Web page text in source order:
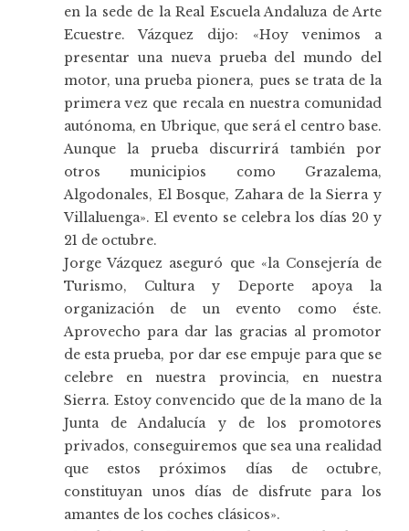
en la sede de la Real Escuela Andaluza de Arte
Ecuestre. Vázquez dijo: «Hoy venimos a
presentar una nueva prueba del mundo del
motor, una prueba pionera, pues se trata de la
primera vez que recala en nuestra comunidad
autónoma, en Ubrique, que será el centro base.
Aunque la prueba discurrirá también por
otros municipios como Grazalema,
Algodonales, El Bosque, Zahara de la Sierra y
Villaluenga». El evento se celebra los días 20 y
21 de octubre.
Jorge Vázquez aseguró que «la Consejería de
Turismo, Cultura y Deporte apoya la
organización de un evento como éste.
Aprovecho para dar las gracias al promotor
de esta prueba, por dar ese empuje para que se
celebre en nuestra provincia, en nuestra
Sierra. Estoy convencido que de la mano de la
Junta de Andalucía y de los promotores
privados, conseguiremos que sea una realidad
que estos próximos días de octubre,
constituyan unos días de disfrute para los
amantes de los coches clásicos».